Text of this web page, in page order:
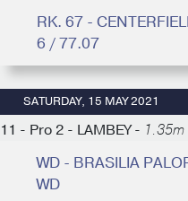
RK. 67 -
6 / 77.07
SATURDAY, 15 MAY 2021
11 - Pro 2 - LAMBEY -
WD - BRASILIA
WD